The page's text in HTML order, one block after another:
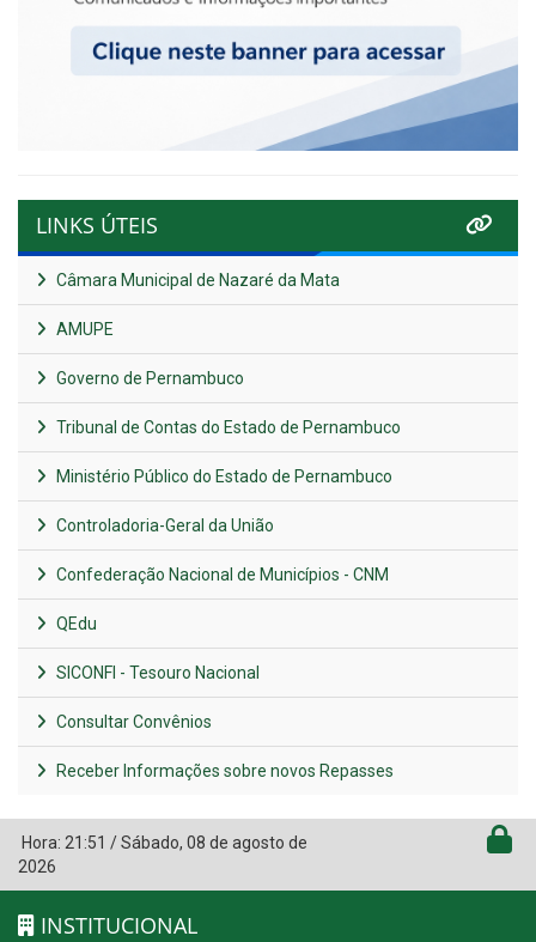
LINKS ÚTEIS
Câmara Municipal de Nazaré da Mata
AMUPE
Governo de Pernambuco
Tribunal de Contas do Estado de Pernambuco
Ministério Público do Estado de Pernambuco
Controladoria-Geral da União
Confederação Nacional de Municípios - CNM
QEdu
SICONFI - Tesouro Nacional
Consultar Convênios
Receber Informações sobre novos Repasses
Hora: 21:51 /Sábado, 08 de agosto de
2026
INSTITUCIONAL